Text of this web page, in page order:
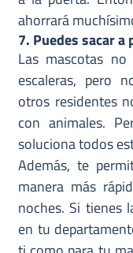
ahorrará
7. Puedes sacar
Las mascotas
escaleras, pero
otros residentes
con animales.
soluciona todos
Además, te
manera más
noches. Si tienes
en tu